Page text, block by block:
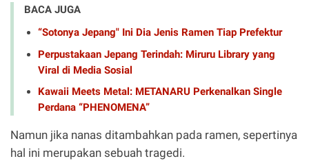
BACA JUGA
“Sotonya Jepang" Ini Dia Jenis Ramen Tiap Prefektur
Perpustakaan Jepang Terindah: Miruru Library yang
Viral di Media Sosial
Kawaii Meets Metal: METANARU Perkenalkan Single
Perdana “PHENOMENA”
Namun jika nanas ditambahkan pada ramen, sepertinya
hal ini merupakan sebuah tragedi.